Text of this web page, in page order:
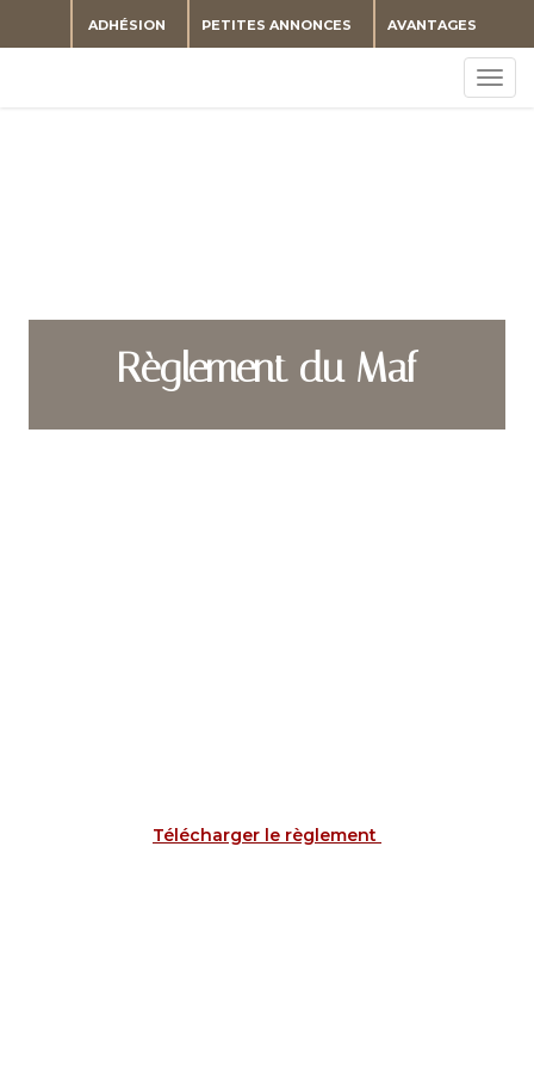
AVANTAGES
PETITES ANNONCES
ADHÉSION
Règlement du Maf
Télécharger le règlement